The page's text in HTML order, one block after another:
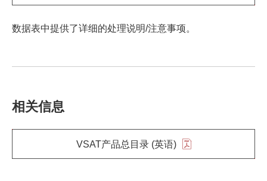
数据表中提供了详细的处理说明/注意事项。
相关信息
VSAT产品总目录 (英语)